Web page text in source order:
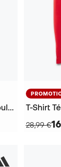
T-Shirt Enfants Première Couche Soul m/l
T-Shirt
28,99 €